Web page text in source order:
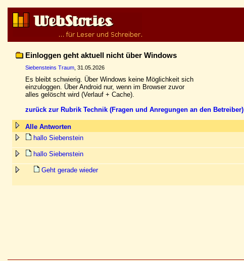
Einloggen geht aktuell nicht über Windows
Siebensteins Traum , 31.05.2026
Es bleibt schwierig. Über Windows keine Möglichkeit sich
einzuloggen. Über Android nur, wenn im Browser zuvor
alles gelöscht wird (Verlauf + Cache).
zurück zur Rubrik Technik (Fragen und Anregungen an den Betreiber)
Alle Antworten
hallo Siebenstein
hallo Siebenstein
Geht gerade wieder